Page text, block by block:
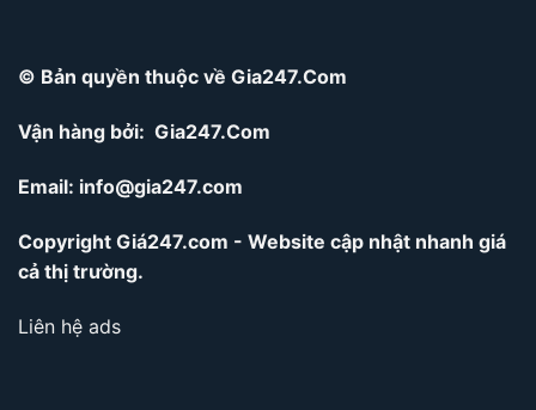
© Bản quyền thuộc về Gia247.Com
Vận hàng bởi: Gia247.Com
Email: info@gia247.com
Copyright Giá247.com - Website cập nhật nhanh giá
cả thị trường.
Liên hệ ads